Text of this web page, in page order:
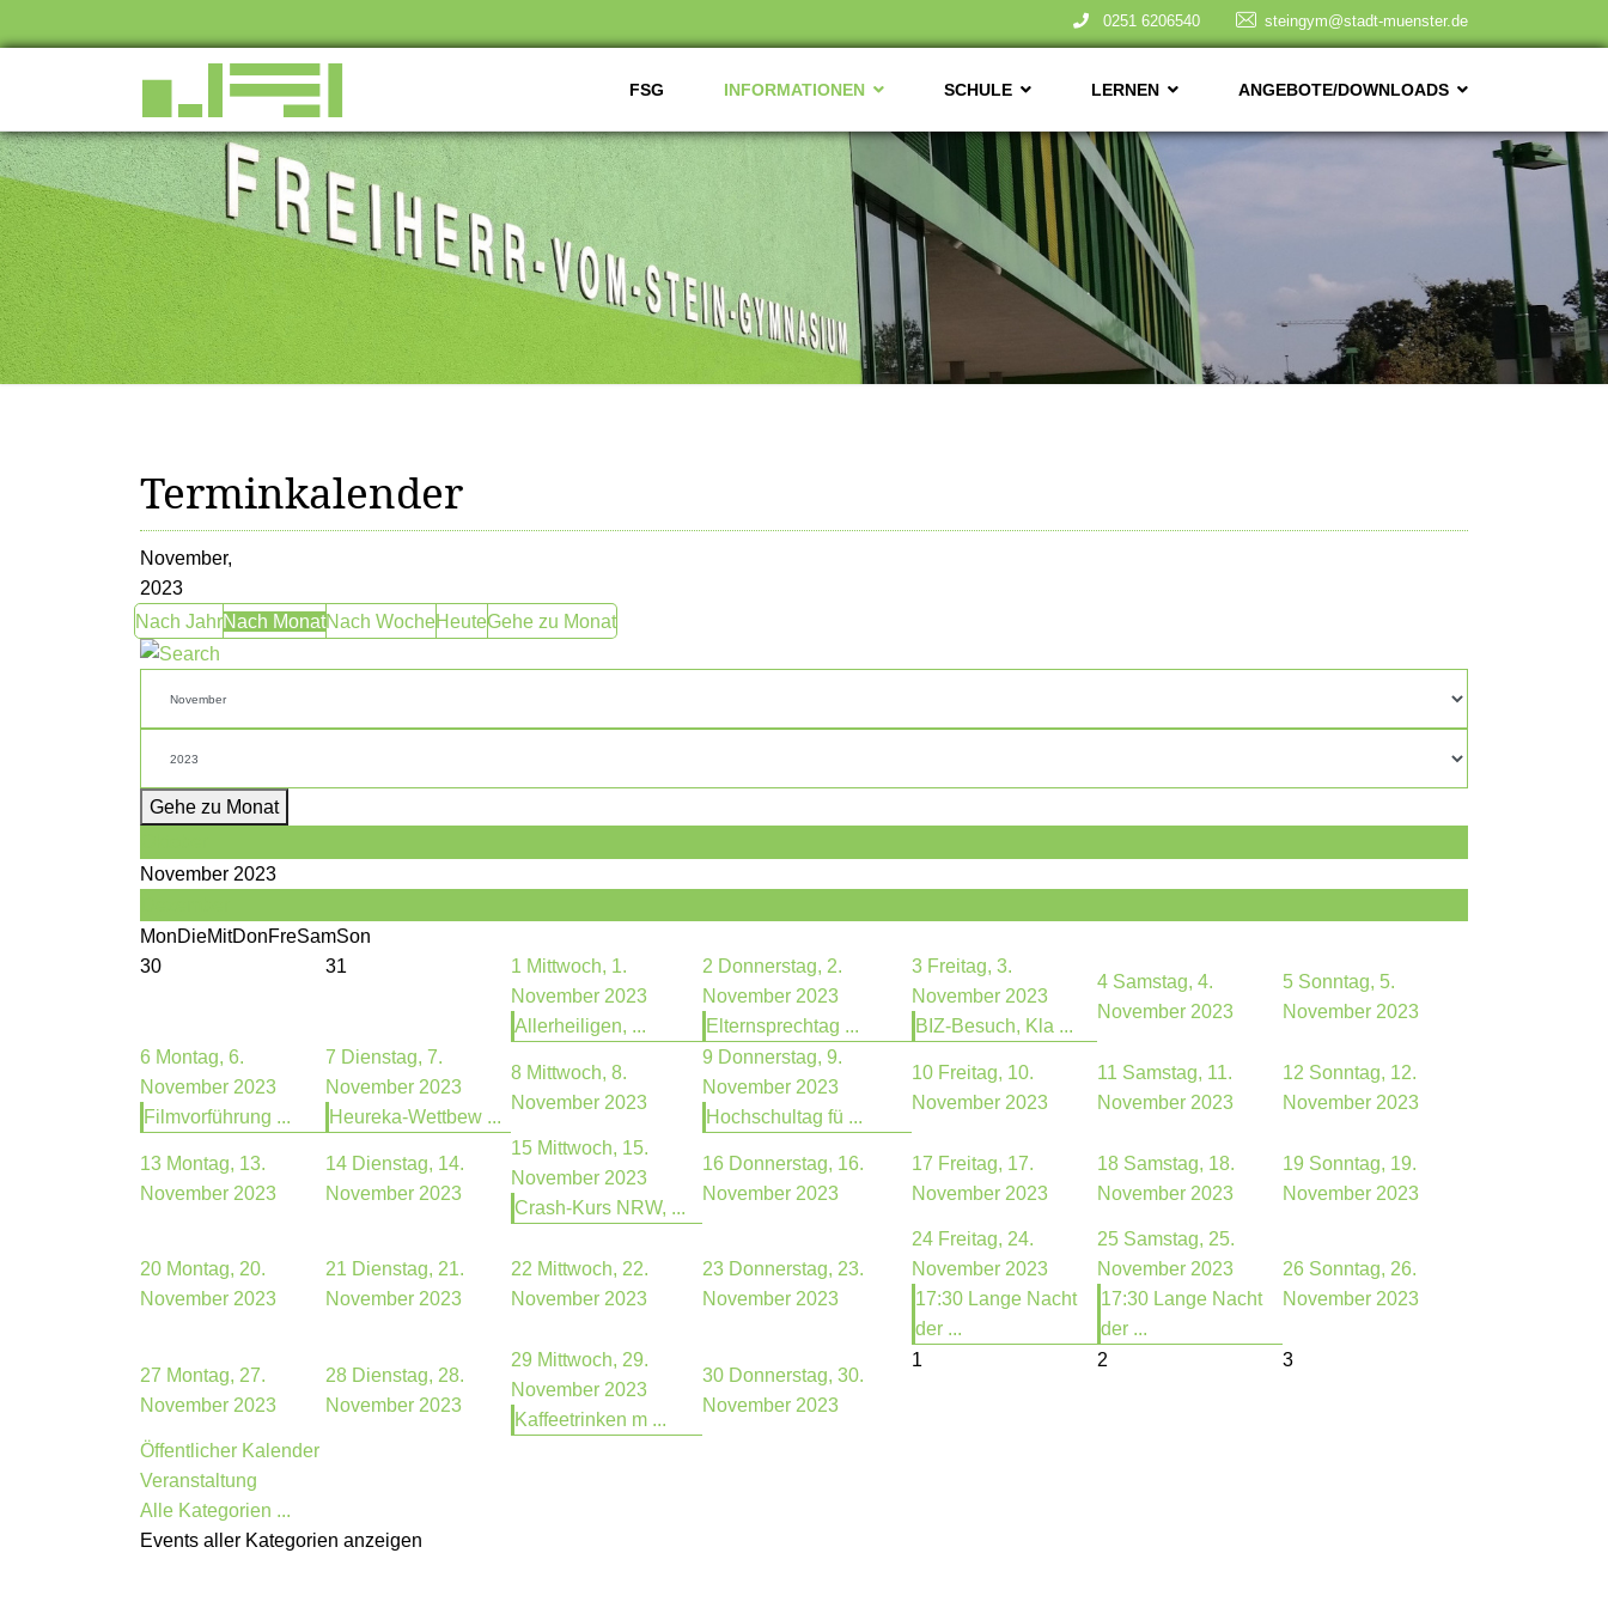
0251 6206540 steingym@stadt-muenster.de
FSG INFORMATIONEN SCHULE LERNEN ANGEBOTE/DOWNLOADS
Terminkalender
November,
2023
Nach JahrNach MonatNach WocheHeuteGehe zu Monat
Gehe zu Monat
November 2023
MonDieMitDonFreSamSon
30
31 1 Mittwoch, 1.
November 2023
Allerheiligen, ...
2 Donnerstag, 2.
November 2023
Elternsprechtag ...
3 Freitag, 3.
November 2023
BIZ-Besuch, Kla ...
4 Samstag, 4.
November 2023
5 Sonntag, 5.
November 2023
6 Montag, 6.
November 2023
Filmvorführung ...
7 Dienstag, 7.
November 2023
Heureka-Wettbew ...
8 Mittwoch, 8.
November 2023
9 Donnerstag, 9.
November 2023
Hochschultag fü ...
10 Freitag, 10.
November 2023
11 Samstag, 11.
November 2023
12 Sonntag, 12.
November 2023
13 Montag, 13.
November 2023
14 Dienstag, 14.
November 2023
15 Mittwoch, 15.
November 2023
Crash-Kurs NRW, ...
16 Donnerstag, 16.
November 2023
17 Freitag, 17.
November 2023
18 Samstag, 18.
November 2023
19 Sonntag, 19.
November 2023
20 Montag, 20.
November 2023
21 Dienstag, 21.
November 2023
22 Mittwoch, 22.
November 2023
23 Donnerstag, 23.
November 2023
24 Freitag, 24.
November 2023
17:30 Lange Nacht
der ...
25 Samstag, 25.
November 2023
17:30 Lange Nacht
der ...
26 Sonntag, 26.
November 2023
27 Montag, 27.
November 2023
28 Dienstag, 28.
November 2023
29 Mittwoch, 29.
November 2023
Kaffeetrinken m ...
30 Donnerstag, 30.
November 2023
1 2 3
Öffentlicher Kalender
Veranstaltung
Alle Kategorien ...
Events aller Kategorien anzeigen